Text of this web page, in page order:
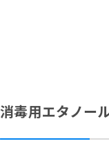
消毒用エタノー